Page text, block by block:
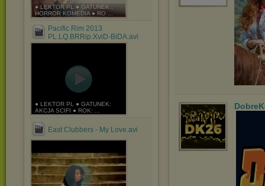
● LEKTOR PL ● GATUNEK :
HORROR KOMEDIA ● RO ...
Pacific Rim 2013
PL.LQ.BRRip.XviD-BiDA.avi
● LEKTOR PL ● GATUNEK:
AKCJA SCIFI ● ROK: ...
East Clubbers - My Love.avi